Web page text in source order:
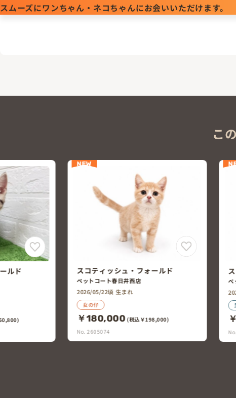
スムーズにワンちゃん・ネコちゃんにお会いいただけます。
こ
ルド
NEW
スコティッシュ・フォールド
ペットコート中川富田店
2026/05/22頃 生まれ
男の仔
￥168,000 (税込￥184,800)
No. 2605073
ペ